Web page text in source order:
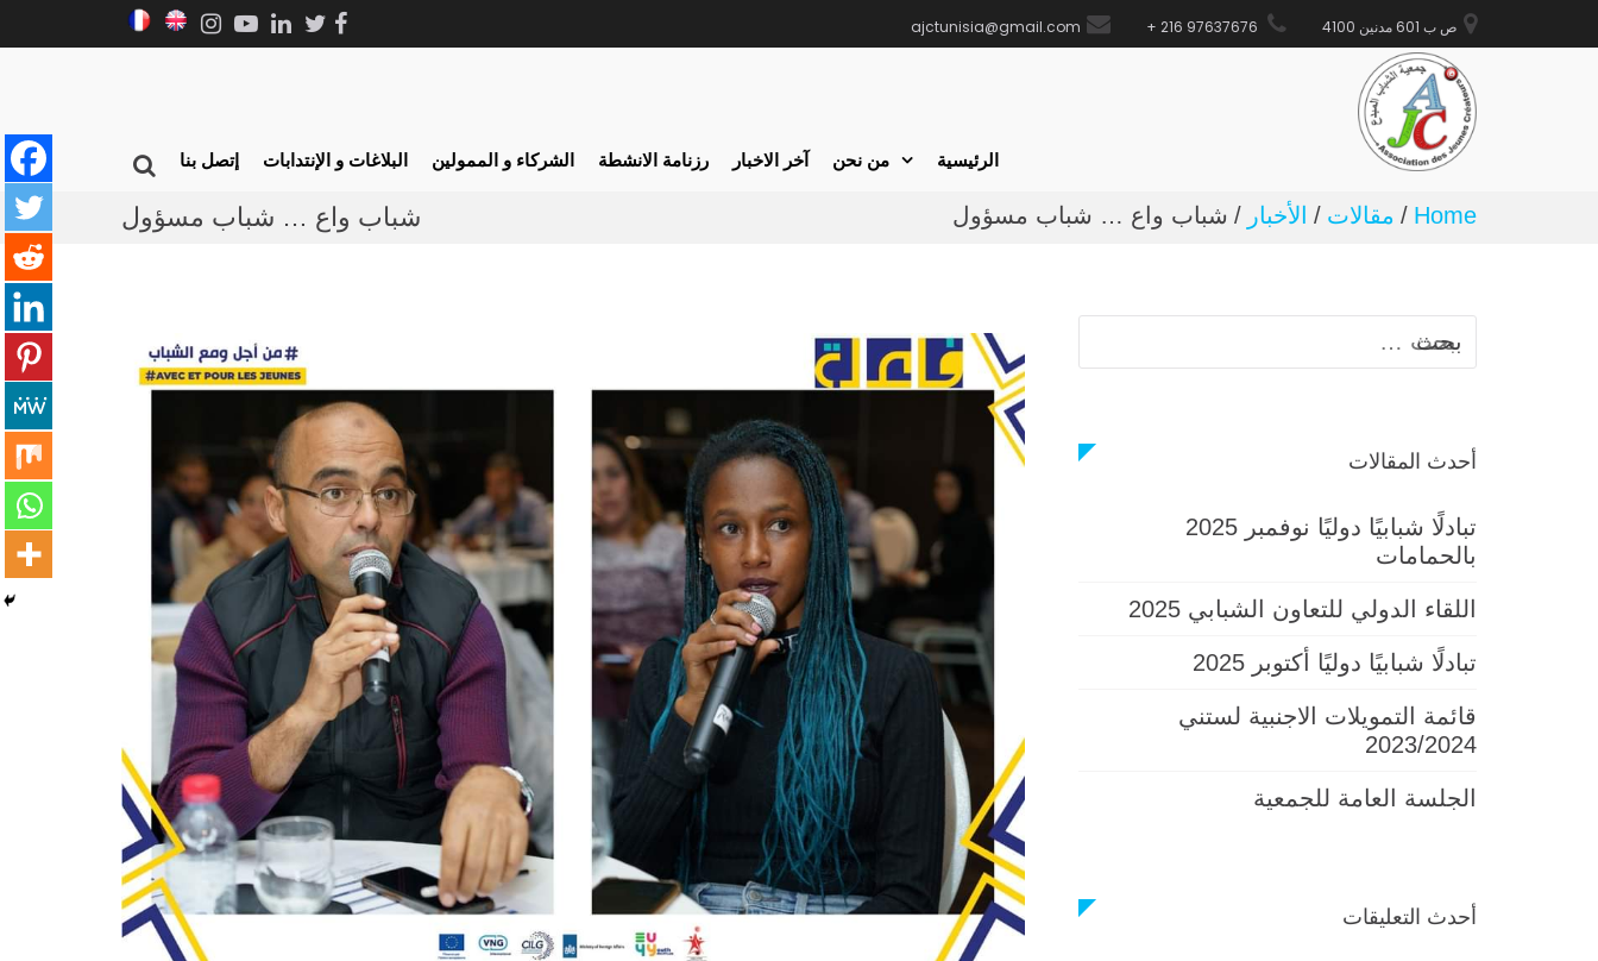
ص ب 601 مدنين 4100 ajctunisia@gmail.com
Facebook
Twitter
Linkedin
Youtube
Instagram
English
Français
الشباب
الرئيسية من نحن آخر الاخبار رزنامة الانشطة الشركاء و الممولين البلاغات و الإنتدابات إتصل بنا
Show
Searchشباب واع … شباب مسؤول Home مقالات الأخبار شباب واع … شباب مسؤول
أحدث المقالات
تبادلًا شبابيًا دوليًا نوفمبر 2025
بالحمامات
اللقاء الدولي للتعاون الشبابي 2025
تبادلًا شبابيًا دوليًا أكتوبر 2025
قائمة التمويلات الاجنبية لستني
2023/2024
الجلسة العامة للجمعية
أحدث التعليقات